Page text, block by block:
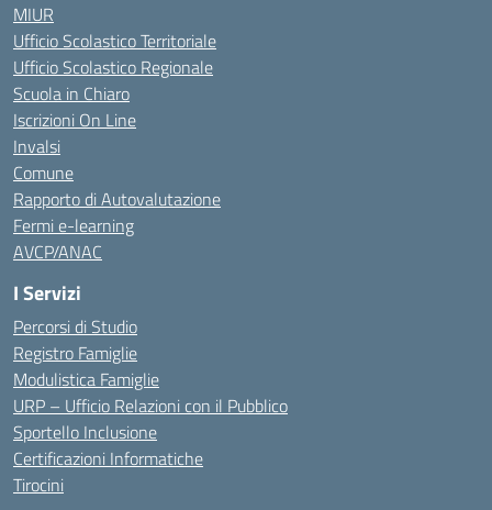
MIUR
Ufficio Scolastico Territoriale
Ufficio Scolastico Regionale
Scuola in Chiaro
Iscrizioni On Line
Invalsi
Comune
Rapporto di Autovalutazione
Fermi e-learning
AVCP/ANAC
I Servizi
Percorsi di Studio
Registro Famiglie
Modulistica Famiglie
URP – Ufficio Relazioni con il Pubblico
Sportello Inclusione
Certificazioni Informatiche
Tirocini